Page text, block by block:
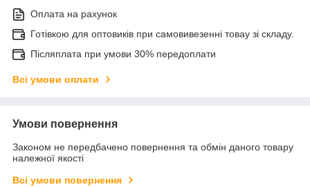
Оплата на рахунок
Готівкою для оптовиків при самовивезенні товау зі складу.
Післяплата при умови 30% передоплати
Всі умови оплати
Умови повернення
Законом не передбачено повернення та обмін даного товару
належної якості
Всі умови повернення